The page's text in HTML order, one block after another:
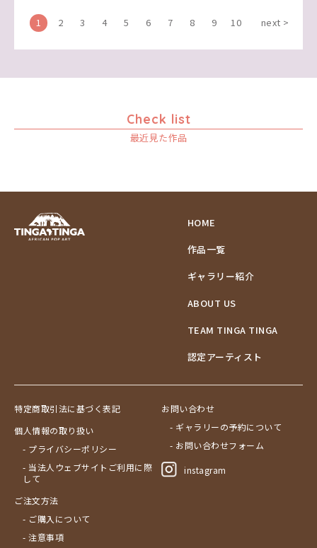
1 2 3 4 5 6 7 8 9 10 next >
Check list
最近見た作品
HOME
作品一覧
ギャラリー紹介
ABOUT US
TEAM TINGA TINGA
認定アーティスト
特定商取引法に基づく表記
個人情報の取り扱い
- プライバシーポリシー
- 当法人ウェブサイトご利用に際
して
ご注文方法
- ご購入について
- 注意事項
お問い合わせ
- ギャラリーの予約について
- お問い合わせフォーム
instagram